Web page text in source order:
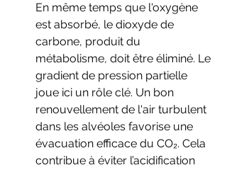
En même temps que l'oxygène
est absorbé, le dioxyde de
carbone, produit du
métabolisme, doit être éliminé. Le
gradient de pression partielle
joue ici un rôle clé. Un bon
renouvellement de l'air turbulent
dans les alvéoles favorise une
évacuation efficace du CO₂. Cela
contribue à éviter l’acidification